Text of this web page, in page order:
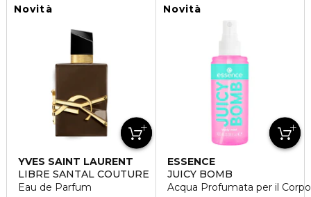
Novità
YVES SAINT LAURENT
LIBRE SANTAL COUTURE
Eau de Parfum
Novità
ESSENCE
JUICY BOMB
Acqua Profumata per il